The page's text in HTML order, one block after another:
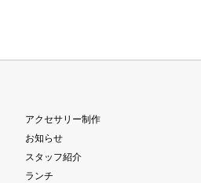
アクセサリー制作
お知らせ
スタッフ紹介
ランチ